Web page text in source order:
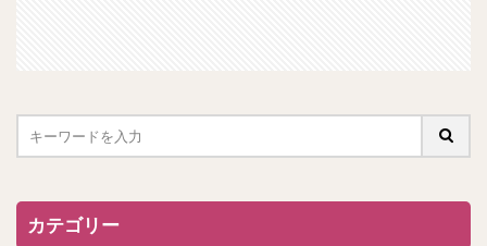
カテゴリー